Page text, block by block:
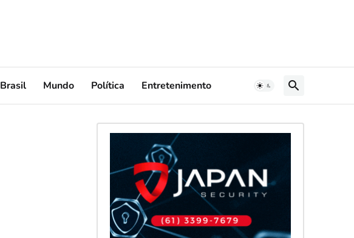
Brasil Mundo Política Entretenimento